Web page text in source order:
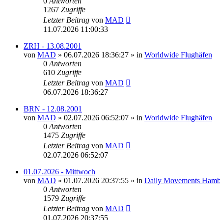
1267 Zugriffe
Letzter Beitrag von MAD
11.07.2026 11:00:33
ZRH - 13.08.2001
von MAD » 06.07.2026 18:36:27 » in Worldwide Flughäfen
0 Antworten
610 Zugriffe
Letzter Beitrag von MAD
06.07.2026 18:36:27
BRN - 12.08.2001
von MAD » 02.07.2026 06:52:07 » in Worldwide Flughäfen
0 Antworten
1475 Zugriffe
Letzter Beitrag von MAD
02.07.2026 06:52:07
01.07.2026 - Mittwoch
von MAD » 01.07.2026 20:37:55 » in Daily Movements
0 Antworten
1579 Zugriffe
Letzter Beitrag von MAD
01.07.2026 20:37:55